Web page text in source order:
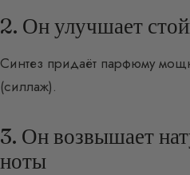
2. Он улучшает
Синтез придаёт парфюму
(силлаж).
3. Он возвышает
ноты